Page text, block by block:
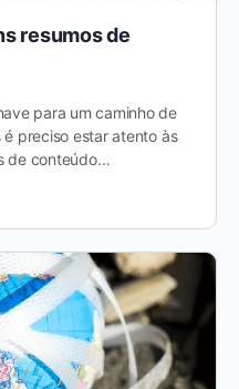
resumos de
para um caminho de
preciso estar atento às
de conteúdo…